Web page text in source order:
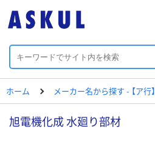
ホーム メーカー名から探す - 【ア行】
旭電機化成 水廻り部材